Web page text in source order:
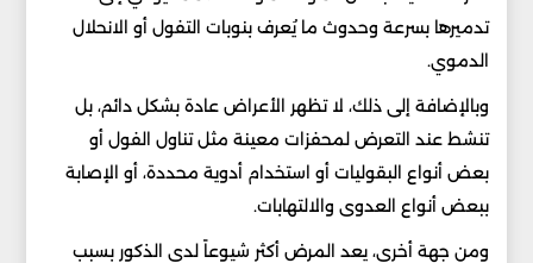
تدميرها بسرعة وحدوث ما يُعرف بنوبات التفول أو الانحلال
الدموي.
وبالإضافة إلى ذلك، لا تظهر الأعراض عادة بشكل دائم، بل
تنشط عند التعرض لمحفزات معينة مثل تناول الفول أو
بعض أنواع البقوليات أو استخدام أدوية محددة، أو الإصابة
ببعض أنواع العدوى والالتهابات.
ومن جهة أخرى، يعد المرض أكثر شيوعاً لدى الذكور بسبب